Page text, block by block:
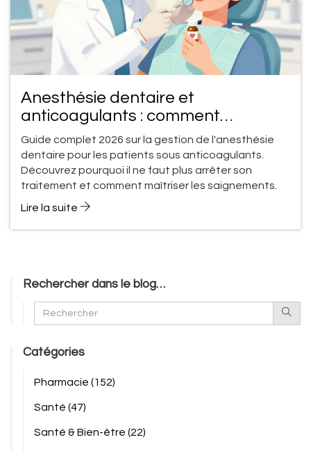
Anesthésie dentaire et
anticoagulants : comment
minimiser les effets secondaires en
2026
Guide complet 2026 sur la gestion de l'anesthésie
dentaire pour les patients sous anticoagulants.
Découvrez pourquoi il ne faut plus arrêter son
traitement et comment maîtriser les saignements.
Lire la suite
Rechercher dans le blog…
Catégories
Pharmacie (152)
Santé (47)
Santé & Bien-être (22)